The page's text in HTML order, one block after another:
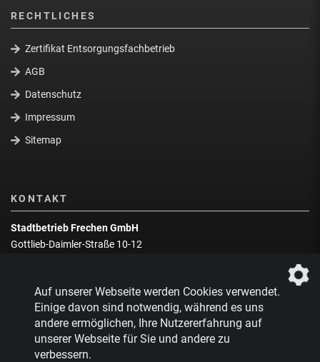
RECHTLICHES
Zertifikat Entsorgungsfachbetrieb
AGB
Datenschutz
Impressum
Sitemap
KONTAKT
Stadtbetrieb Frechen GmbH
Gottlieb-Daimler-Straße 10-12
Zentrale:02234 9217-0
Abfallberatung:02234 9217-17
Auf unserer Webseite werden Cookies verwendet.
Einige davon sind notwendig, während es uns
andere ermöglichen, Ihre Nutzererfahrung auf
unserer Webseite für Sie und andere zu
verbessern.